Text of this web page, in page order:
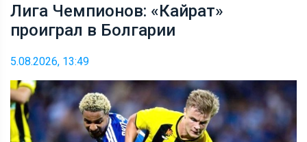
Лига Чемпионов: «Кайрат»
проиграл в Болгарии
5.08.2026, 13:49